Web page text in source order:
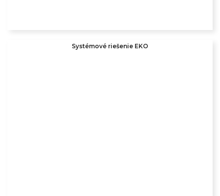
Systémové riešenie EKO